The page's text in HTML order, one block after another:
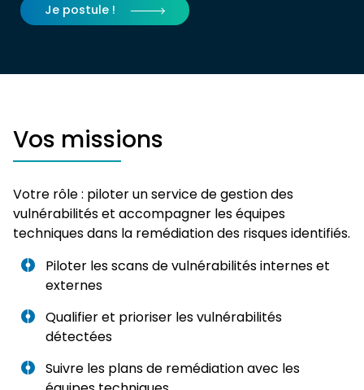
Je postule !
Vos missions
Votre rôle : piloter un service de gestion des
vulnérabilités et accompagner les équipes
techniques dans la remédiation des risques identifiés.
Piloter les scans de vulnérabilités internes et
externes
Qualifier et prioriser les vulnérabilités
détectées
Suivre les plans de remédiation avec les